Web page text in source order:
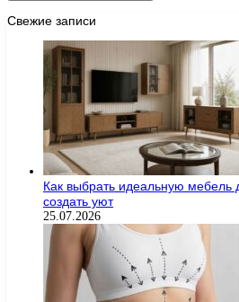
Свежие записи
Как выбрать идеальную мебель
создать уют
25.07.2026